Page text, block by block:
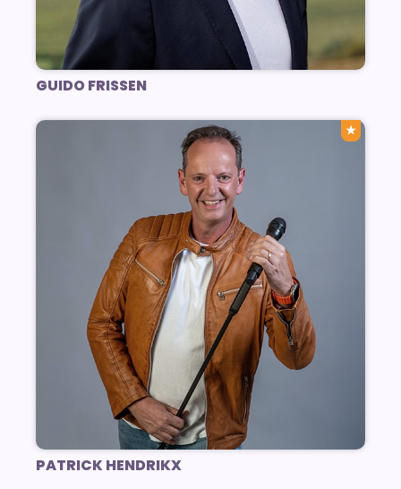
GUIDO FRISSEN
★
PATRICK HENDRIKX